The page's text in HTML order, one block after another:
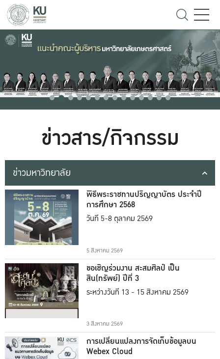
ข่าวสาร/กิจกรรม
ข่าวมหาวิทยาลัย
พิธีพระราชทานปริญญาบัตร ประจำปี
การศึกษา 2568
วันที่ 5-8 ตุลาคม 2569
5 สิงหาคม 2569
ขอเชิญร่วมงาน สะสมศิลป์ เป็น
สิน(ทรัพย์) ปีที่ 3
ระหว่างวันที่ 13 - 15 สิงหาคม 2569
3 สิงหาคม 2569
การเปลี่ยนแปลงการจัดเก็บข้อมูลบน
Webex Cloud